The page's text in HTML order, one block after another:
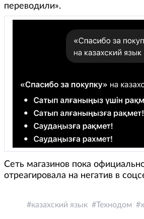
переводили».
Сеть магазинов пока
отреагировала на негатив в
казахский язык Технодом